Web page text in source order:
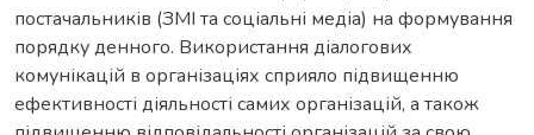
постачальників (ЗМІ та соціальні медіа) на формування
порядку денного. Використання діалогових
комунікацій в організаціях сприяло підвищенню
ефективності діяльності самих організацій, а також